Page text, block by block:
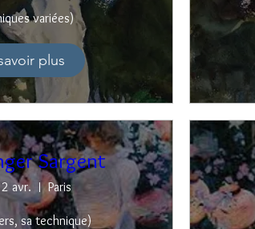
variées)
plus
Sargent
avr. Paris
sa technique)